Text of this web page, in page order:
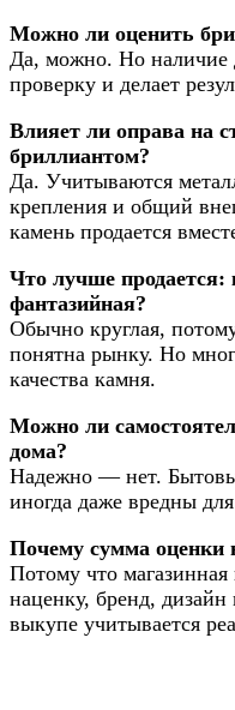
Можно ли оценить
Да, можно. Но наличие
проверку и делает
Влияет ли оправа на
бриллиантом?
Да. Учитываются
крепления и общий
камень продается
Что лучше продается:
фантазийная?
Обычно круглая,
понятна рынку. Но
качества камня.
Можно ли
дома?
Надежно — нет.
иногда даже вредны
Почему сумма оценки
Потому что
наценку, бренд,
выкупе учитывается